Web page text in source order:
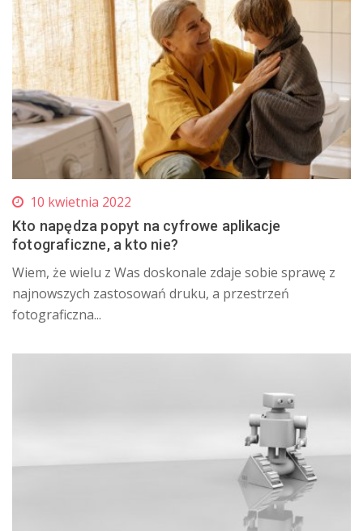
10 kwietnia 2022
Kto napędza popyt na cyfrowe aplikacje
fotograficzne, a kto nie?
Wiem, że wielu z Was doskonale zdaje sobie sprawę z
najnowszych zastosowań druku, a przestrzeń
fotograficzna...